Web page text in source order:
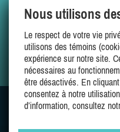
Nous utilisons
Le respect de votre vie
utilisons des témoins
expérience sur notre site.
nécessaires au
être désactivés. En
consentez à notre
d’information, consultez